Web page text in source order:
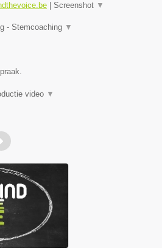
Screenshot ▼
- Stemcoaching ▼
video ▼